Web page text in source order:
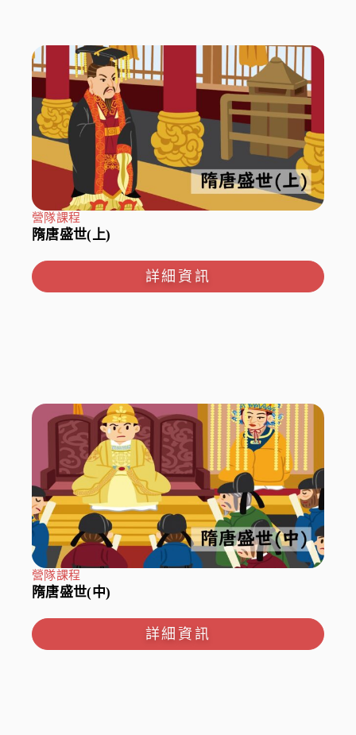
營隊課程
隋唐盛世(上)
詳細資訊
營隊課程
隋唐盛世(中)
詳細資訊